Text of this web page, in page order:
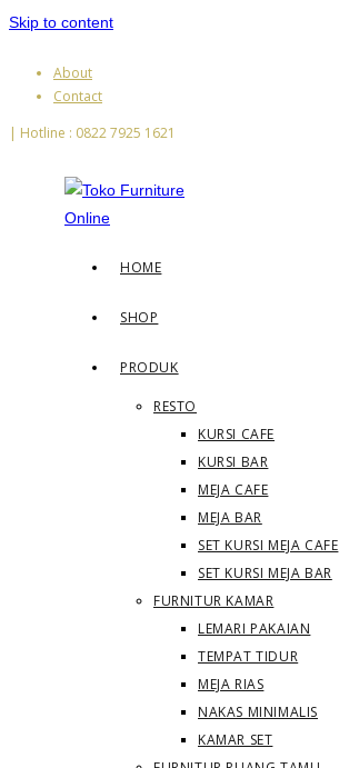
Skip to content
About
Contact
| Hotline : 0822 7925 1621
HOME
SHOP
PRODUK
RESTO
KURSI CAFE
KURSI BAR
MEJA CAFE
MEJA BAR
SET KURSI MEJA CAFE
SET KURSI MEJA BAR
FURNITUR KAMAR
LEMARI PAKAIAN
TEMPAT TIDUR
MEJA RIAS
NAKAS MINIMALIS
KAMAR SET